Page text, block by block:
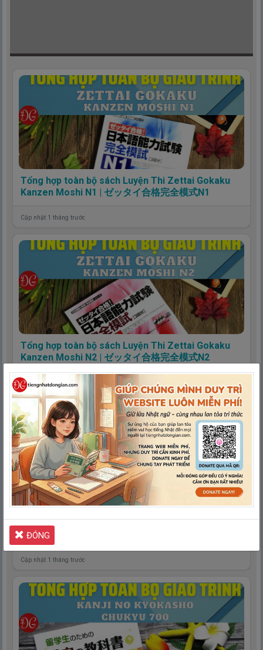
Tổng hợp toàn bộ sách Luyện Thi Zettai Gokaku
Kanzen Moshi N1 | ゼッタイ合格完全模式N1
Cập nhật 1 tháng trước
Tổng hợp toàn bộ sách Luyện Thi Zettai Gokaku
Kanzen Moshi N2 | ゼッタイ合格完全模式N2
Cập nhật 1 tháng trước
Tổng hợp toàn bộ Sách Luyện Thi Kanji No
Kyokasho Jokyu 1000 | 留学生のための漢字の教科
書 上級1000
Cập nhật 1 tháng trước
ĐÓNG